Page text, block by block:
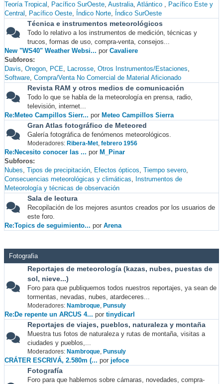
Teoría Tropical
Pacífico SurOeste Australia Atlántico
Pacífico Este y
Central
Pacífico Oeste Índico Norte Índico SurOeste
Técnica e instrumentos meteorológicos
Todo lo relativo a los instrumentos de medición, técnicas y
trucos, formas de uso, compra-venta, consejos...
New "WS40" Weather Websi... por Cavaliere
Subforos
Davis Oregon PCE Lacrosse Otros Instrumentos/Estaciones
Software Compra/Venta No Comercial de Material Aficionado
Revista RAM y otros medios de comunicación
Todo lo que se habla de la meteorología en prensa, radio,
televisión, internet...
Re:Meteo Campillos Sierr... por Meteo Campillos Sierra
Gran Atlas fotográfico de Meteored
Galería fotográfica de fenómenos meteorológicos.
Moderadores: Ribera-Met, febrero 1956
Re:Necesito conocer las ... por M_Pinar
Subforos
Nubes Tipos de precipitación Efectos ópticos Tiempo severo
Consecuencias meteorológicas y climáticas
Instrumentos de
Meteorología y técnicas de observación
Sala de lectura
Recopilación de los mejores asuntos creados por los usuarios de
este foro.
Re:Topics de seguimiento... por Arena
Fotografia
Reportajes de meteorología (kazas, nubes, puestas de
sol, nieve...)
Foro para que publiquemos todos nuestros reportajes, ya sean de
tormentas, nevadas, nubes, atardeceres...
Moderadores: Nambroque, Punsuly
Re:De repente un ARCUS 4... por tinydicarl
Reportajes de viajes, pueblos, naturaleza y montaña
Muestra tus fotos de naturaleza y rutas de montaña, visitas a
ciudades y pueblos,...
Moderadores: Nambroque, Punsuly
CRÁTER ESCRIVÁ, 2.580m (... por jefoce
Fotografía
Foro para que hablemos sobre cámaras, novedades, compra-